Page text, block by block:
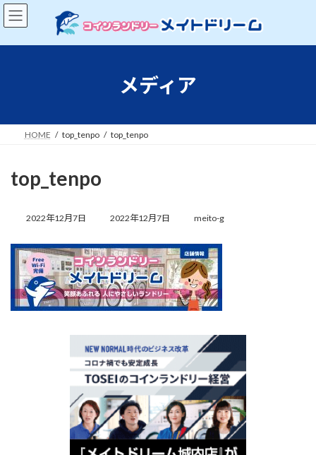
コ
ン
ン
ナ
ビ
ー
メディア
HOME top_tenpo top_tenpo
top_tenpo
2022年12月7日
終
新
日
時
:
2022年12月7日 meito-g